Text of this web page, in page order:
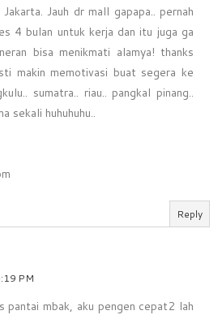
Jauh dr mall gapapa.. pernah
4 bulan untuk kerja dan itu juga ga
bisa menikmati alamya! thanks
makin memotivasi buat segera ke
sumatra.. riau.. pangkal pinang..
sekali huhuhuhu..
Reply
PM
pantai mbak, aku pengen cepat2 lah